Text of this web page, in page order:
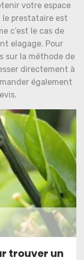
votre espace
le prestataire est
c’est le cas de
elagage. Pour
sur la méthode de
directement à
également
trouver un